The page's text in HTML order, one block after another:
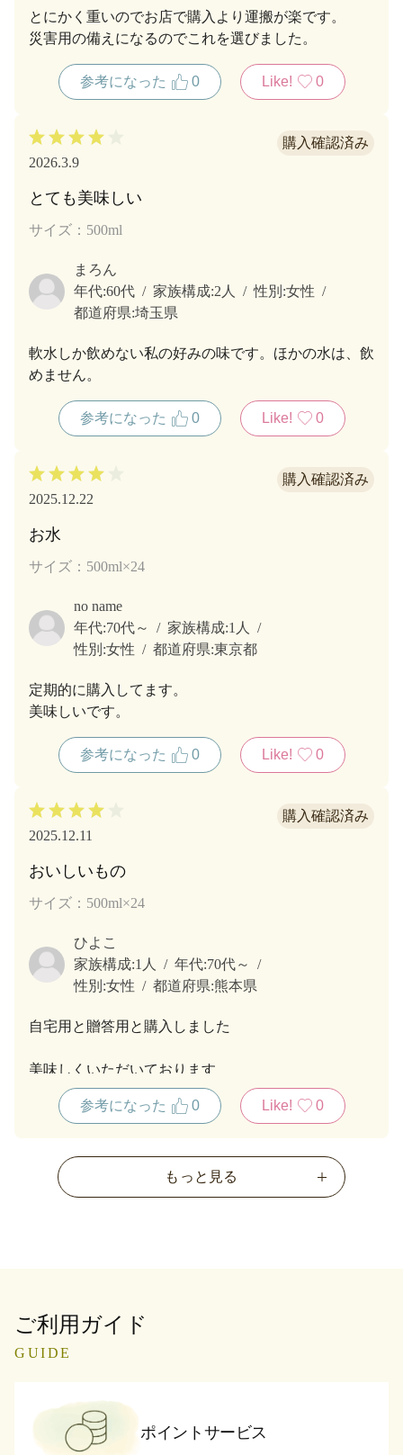
とにかく重いのでお店で購入より運搬が楽です。
災害用の備えになるのでこれを選びました。
参考になった 0 Like! 0
2026.3.9
とても美味しい
サイズ：500ml
まろん
年代:60代 家族構成:2人 性別:女性
都道府県:埼玉県
軟水しか飲めない私の好みの味です。ほかの水は、飲
めません。
参考になった 0 Like! 0
2025.12.22
お水
サイズ：500ml×24
no name
年代:70代～ 家族構成:1人
性別:女性 都道府県:東京都
定期的に購入してます。
美味しいです。
参考になった 0 Like! 0
2025.12.11
おいしいもの
サイズ：500ml×24
ひよこ
家族構成:1人 年代:70代～
性別:女性 都道府県:熊本県
自宅用と贈答用と購入しました
美味しくいただいております
参考になった 0 Like! 0
もっと見る
ご利用ガイド
GUIDE
ポイントサービス